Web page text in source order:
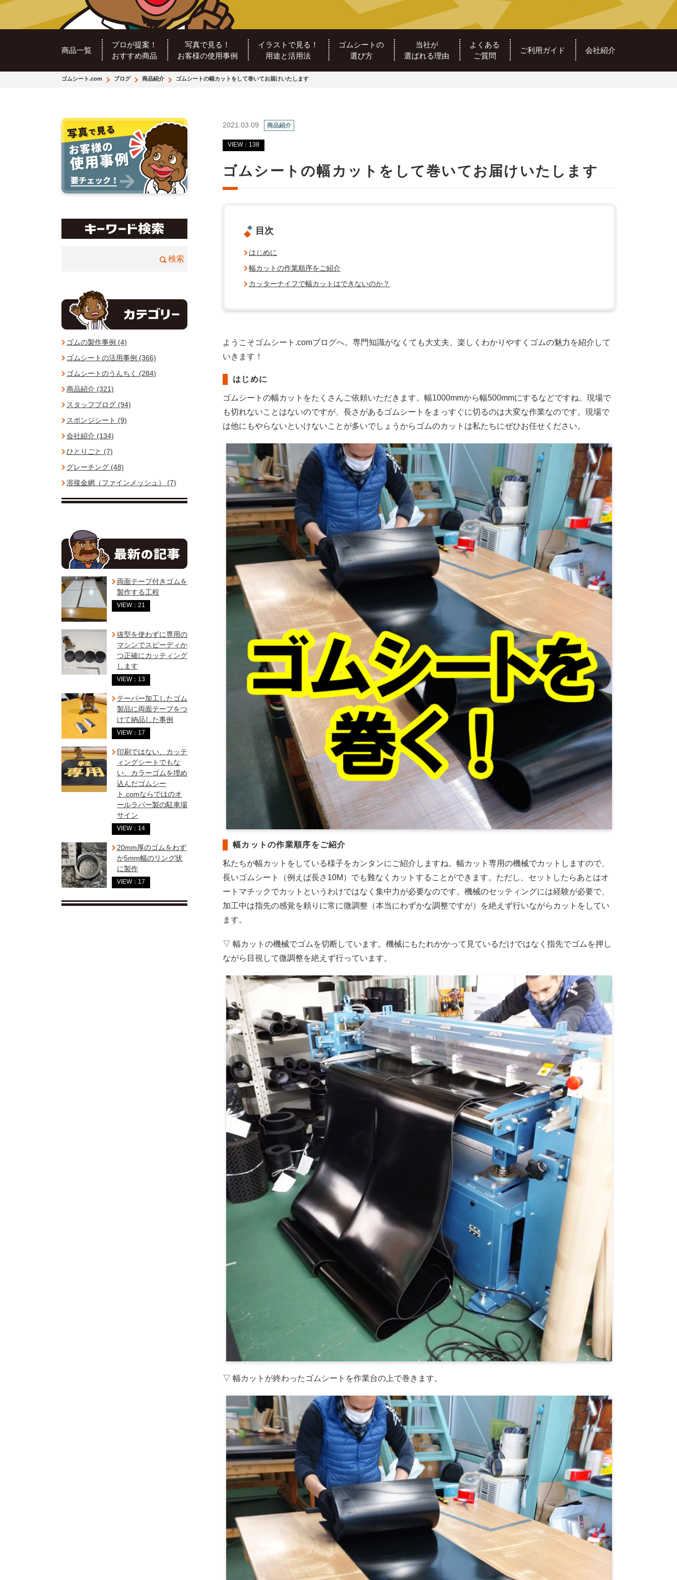
商品一覧
プロが提案！
おすすめ商品
写真で見る！
お客様の使用事例
イラストで見る！
用途と活用法
ゴムシートの
選び方
当社が
選ばれる理由
よくある
ご質問
ご利用ガイド 会社紹介
ゴムシート.com ブログ 商品紹介 ゴムシートの幅カットをして巻いてお届けいたします
2021.03.09 商品紹介
VIEW：138
ゴムシートの幅カットをして巻いてお届けいたします
目次
はじめに
幅カットの作業順序をご紹介
カッターナイフで幅カットはできないのか？
ようこそゴムシート.comブログへ。専門知識がなくても大丈夫、楽しくわかりやすくゴムの魅力を紹介して
いきます！
はじめに
ゴムシートの幅カットをたくさんご依頼いただきます。幅1000mmから幅500mmにするなどですね。現場で
も切れないことはないのですが、長さがあるゴムシートをまっすぐに切るのは大変な作業なのです。現場で
は他にもやらないといけないことが多いでしょうからゴムのカットは私たちにぜひお任せください。
幅カットの作業順序をご紹介
私たちが幅カットをしている様子をカンタンにご紹介しますね。幅カット専用の機械でカットしますので、
長いゴムシート（例えば長さ10M）でも難なくカットすることができます。ただし、セットしたらあとはオ
ートマチックでカットというわけではなく集中力が必要なのです。機械のセッティングには経験が必要で、
加工中は指先の感覚を頼りに常に微調整（本当にわずかな調整ですが）を絶えず行いながらカットをしてい
ます。
▽ 幅カットの機械でゴムを切断しています。機械にもたれかかって見ているだけではなく指先でゴムを押し
ながら目視して微調整を絶えず行っています。
▽ 幅カットが終わったゴムシートを作業台の上で巻きます。
ゴムの製作事例 (4)
ゴムシートの活用事例 (366)
ゴムシートのうんちく (284)
商品紹介 (321)
スタッフブログ (94)
スポンジシート (9)
会社紹介 (134)
ひとりごと (7)
グレーチング (48)
溶接金網（ファインメッシュ） (7)
両面テープ付きゴムを
製作する工程
VIEW：21
抜型を使わずに専用の
マシンでスピーディか
つ正確にカッティング
します
VIEW：13
テーパー加工したゴム
製品に両面テープをつ
けて納品した事例
VIEW：17
印刷ではない、カッテ
ィングシートでもな
い、カラーゴムを埋め
込んだゴムシー
ト.comならではのオ
ールラバー製の駐車場
サイン
VIEW：14
20mm厚のゴムをわず
か5mm幅のリング状
に製作
VIEW：17